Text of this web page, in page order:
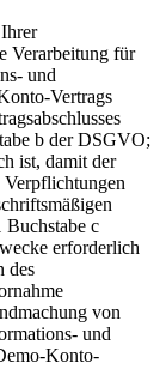
Verarbeitung für
und
Vertrags
b der DSGVO;
ist, damit der
c
erforderlich
des
von
und
Konto-